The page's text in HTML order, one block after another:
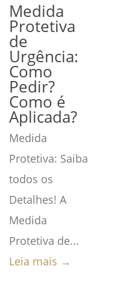
Medida
Protetiva
de
Urgência:
Como
Pedir?
Como é
Aplicada?
Medida
Protetiva: Saiba
todos os
Detalhes! A
Medida
Protetiva de...
Leia mais →